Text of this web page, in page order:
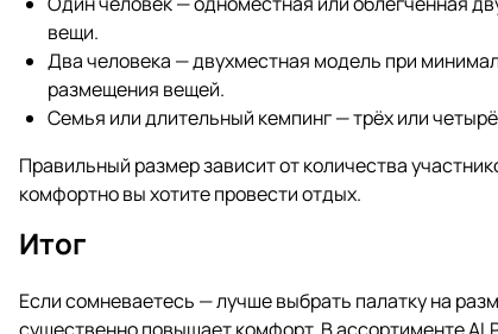
вещи.
Два человека — двухместная модель при
размещения вещей.
Семья или длительный кемпинг — трёх или
Правильный размер зависит от количества
комфортно вы хотите провести отдых.
Итог
Если сомневаетесь — лучше выбрать палатку на